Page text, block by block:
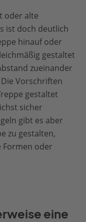
oder alte
ist doch deutlich
hinauf oder
gestaltet
zueinander
Vorschriften
gestaltet
sicher
gibt es aber
zu gestalten,
Formen oder
eine